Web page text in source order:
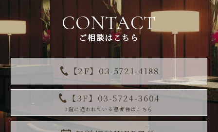
CONTACT
ご相談はこちら
【2F】03-5721-4188
【3F】03-5724-3604
3階に通われている患者様はこちら